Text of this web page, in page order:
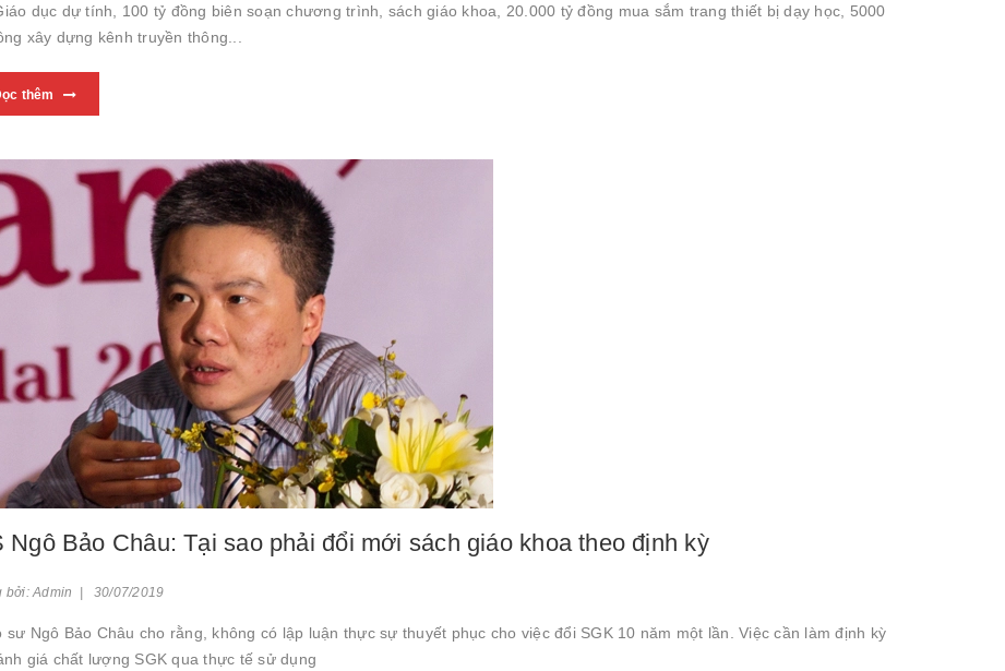
dục dự tính, 100 tỷ đồng biên soạn chương trình, sách giáo khoa, 20.000 tỷ đồng mua sắm trang thiết bị dạy học, 5000
xây dựng kênh truyền thông...
thêm
Ngô Bảo Châu: Tại sao phải đổi mới sách giáo khoa theo định kỳ
bởi: Admin | 30/07/2019
sư Ngô Bảo Châu cho rằng, không có lập luận thực sự thuyết phục cho việc đổi SGK 10 năm một lần. Việc cần làm định kỳ
giá chất lượng SGK qua thực tế sử dụng